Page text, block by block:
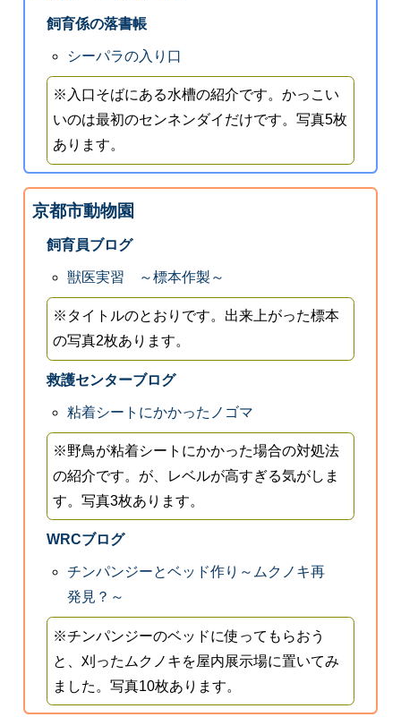
飼育係の落書帳
シーパラの入り口
※入口そばにある水槽の紹介です。かっこい
いのは最初のセンネンダイだけです。写真5枚
あります。
京都市動物園
飼育員ブログ
獣医実習 ～標本作製～
※タイトルのとおりです。出来上がった標本
の写真2枚あります。
救護センターブログ
粘着シートにかかったノゴマ
※野鳥が粘着シートにかかった場合の対処法
の紹介です。が、レベルが高すぎる気がしま
す。写真3枚あります。
WRCブログ
チンパンジーとベッド作り～ムクノキ再
発見？～
※チンパンジーのベッドに使ってもらおう
と、刈ったムクノキを屋内展示場に置いてみ
ました。写真10枚あります。